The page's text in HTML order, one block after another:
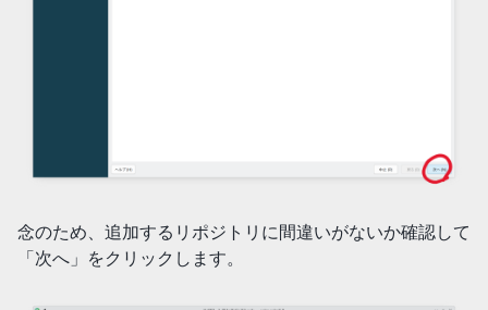
念のため、追加するリポジトリに間違いがないか確認して
「次へ」をクリックします。